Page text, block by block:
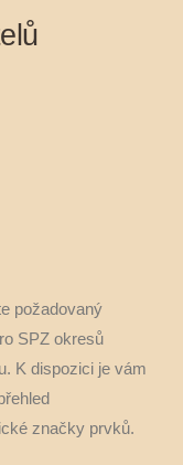
požadovaný
SPZ okresů
K dispozici je vám
značky prvků.